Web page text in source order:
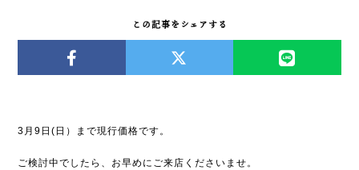
この記事をシェアする
3月9日(日）まで現行価格です。
ご検討中でしたら、お早めにご来店くださいませ。